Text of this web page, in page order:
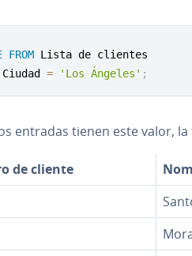
FROM
Ciudad = 'Los Ángeles' ;
entradas tienen este valor,
de cliente